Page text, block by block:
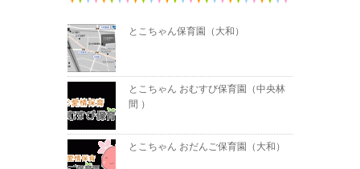
とこちゃん保育園（大和）
とこちゃん おむすび保育園（中央林
間 ）
とこちゃん おだんご保育園（大和）